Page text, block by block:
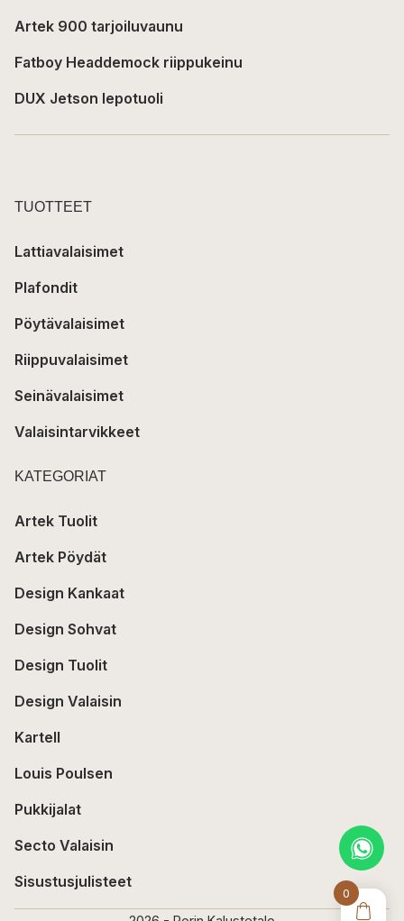
0
Artek 900 tarjoiluvaunu
Fatboy Headdemock riippukeinu
DUX Jetson lepotuoli
TUOTTEET
Lattiavalaisimet
Plafondit
Pöytävalaisimet
Riippuvalaisimet
Seinävalaisimet
Valaisintarvikkeet
KATEGORIAT
Artek Tuolit
Artek Pöydät
Design Kankaat
Design Sohvat
Design Tuolit
Design Valaisin
Kartell
Louis Poulsen
Pukkijalat
Secto Valaisin
Sisustusjulisteet